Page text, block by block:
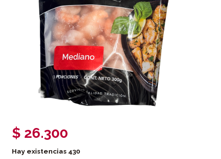
$ 26.300
Hay existencias 430